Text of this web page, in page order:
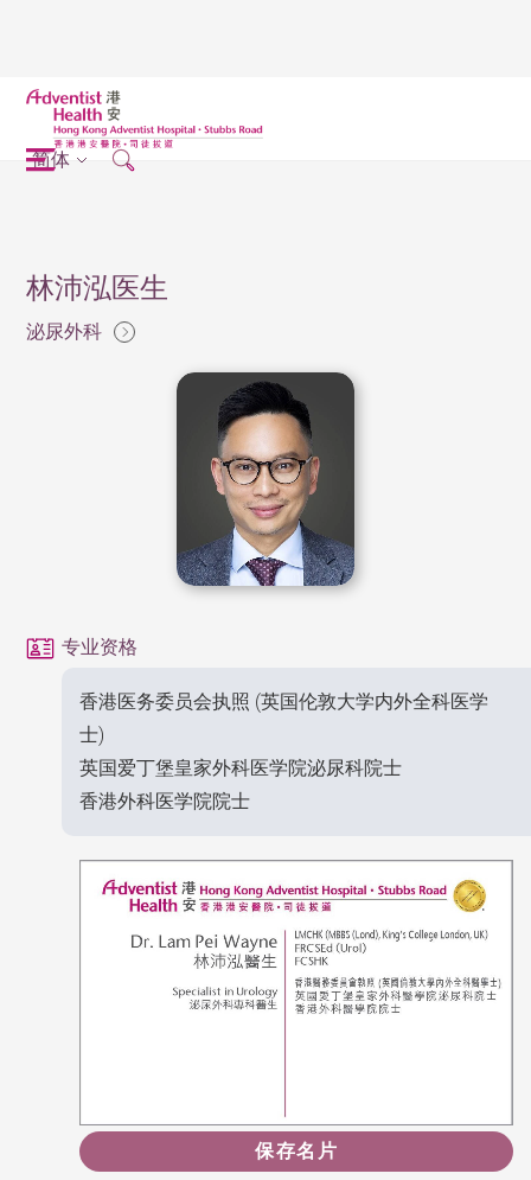
简体
林沛泓医生
泌尿外科
专业资格
香港医务委员会执照 (英国伦敦大学内外全科医学
士)
英国爱丁堡皇家外科医学院泌尿科院士
香港外科医学院院士
保存名片